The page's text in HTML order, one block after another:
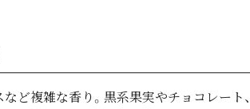
など複雑な香り。黒系果実やチョコレート